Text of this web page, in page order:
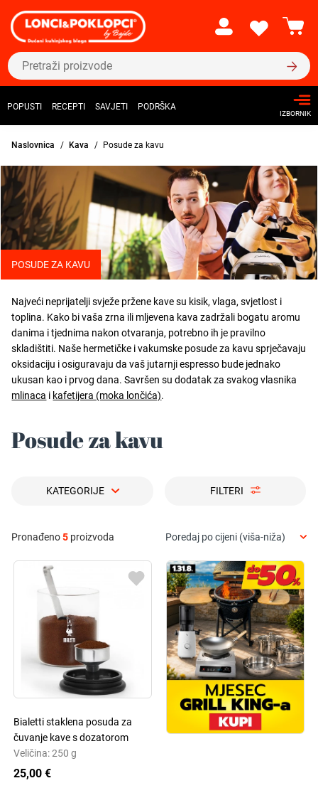
POPUSTI RECEPTI SAVJETI PODRŠKA
IZBORNIK
Naslovnica Kava Posude za kavu
POSUDE ZA KAVU
Najveći neprijatelji svježe pržene kave su kisik, vlaga, svjetlost i
toplina. Kako bi vaša zrna ili mljevena kava zadržali bogatu aromu
danima i tjednima nakon otvaranja, potrebno ih je pravilno
skladištiti. Naše hermetičke i vakumske posude za kavu sprječavaju
oksidaciju i osiguravaju da vaš jutarnji espresso bude jednako
ukusan kao i prvog dana. Savršen su dodatak za svakog vlasnika
mlinaca i kafetijera (moka lončića).
Posude za kavu
KATEGORIJE FILTERI
Pronađeno5 proizvoda Poredaj po cijeni (viša-niža)
Bialetti staklena posuda za
čuvanje kave s dozatorom
Veličina: 250 g
25,00 €